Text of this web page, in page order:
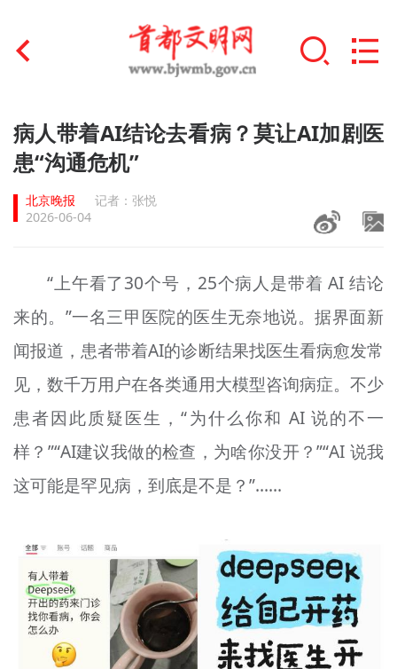
首页
文明创建
文明实践
未成年人思想道德建设
榜样人物
+
身边好人
文明评论
北京宣传文化引导基金
专题
资料库
+
病人带着AI结论去看病？莫让AI加剧医
患“沟通危机”
北京晚报
记者：张悦
2026-06-04
“上午看了30个号，25个病人是带着 AI 结论
来的。”一名三甲医院的医生无奈地说。据界面新
闻报道，患者带着AI的诊断结果找医生看病愈发常
见，数千万用户在各类通用大模型咨询病症。不少
患者因此质疑医生，“为什么你和 AI 说的不一
样？”“AI建议我做的检查，为啥你没开？”“AI 说我
这可能是罕见病，到底是不是？”……